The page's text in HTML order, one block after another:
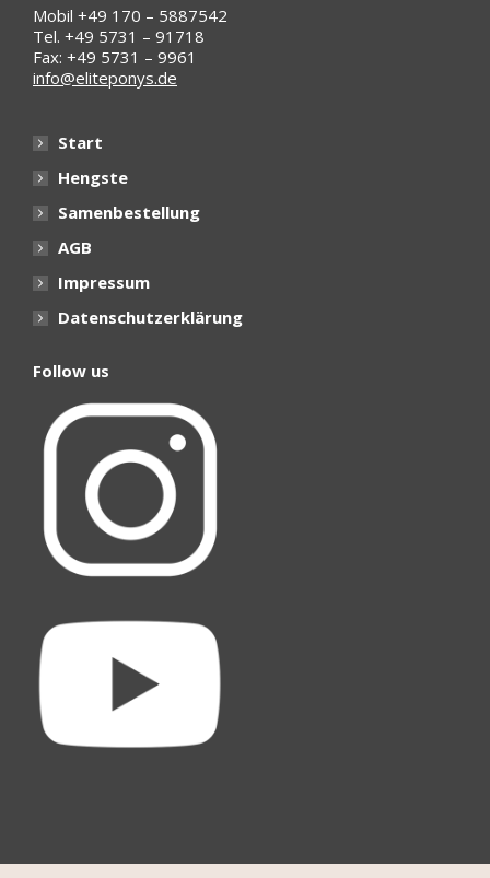
Mobil +49 170 – 5887542
Tel. +49 5731 – 91718
Fax: +49 5731 – 9961
info@eliteponys.de
Start
Hengste
Samenbestellung
AGB
Impressum
Datenschutzerklärung
Follow us